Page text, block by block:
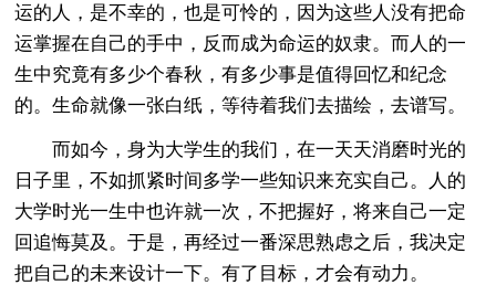
运的人，是不幸的，也是可怜的，因为这些人没有把命
运掌握在自己的手中，反而成为命运的奴隶。而人的一
生中究竟有多少个春秋，有多少事是值得回忆和纪念
的。生命就像一张白纸，等待着我们去描绘，去谱写。
而如今，身为大学生的我们，在一天天消磨时光的
日子里，不如抓紧时间多学一些知识来充实自己。人的
大学时光一生中也许就一次，不把握好，将来自己一定
回追悔莫及。于是，再经过一番深思熟虑之后，我决定
把自己的未来设计一下。有了目标，才会有动力。